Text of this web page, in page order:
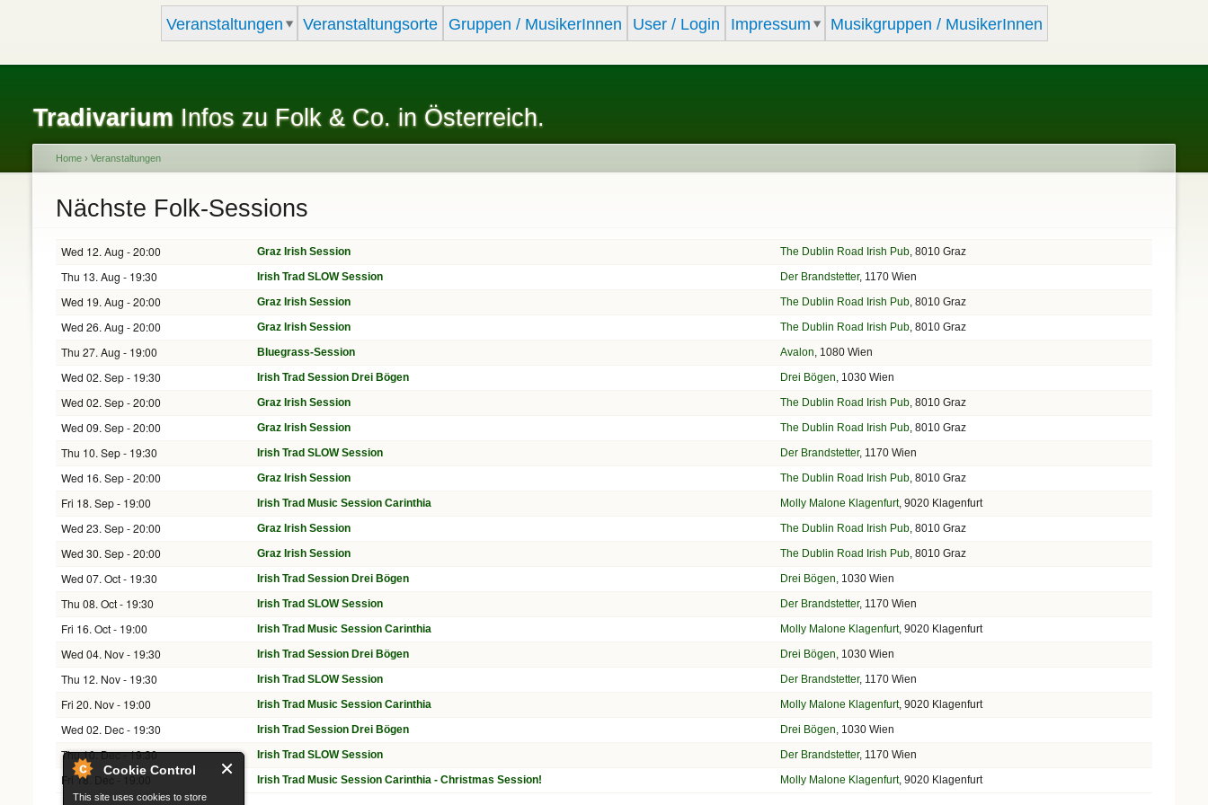
Cookie Control
This site uses cookies to store
main
content
Veranstaltungen Veranstaltungsorte Gruppen / MusikerInnen User / Login Impressum Musikgruppen / MusikerInnen
Tradivarium Infos zu Folk & Co. in Österreich.
You are here
Home › Veranstaltungen
Nächste Folk-Sessions
Wed 12. Aug - 20:00 Graz Irish Session The Dublin Road Irish Pub, 8010 Graz
Thu 13. Aug - 19:30 Irish Trad SLOW Session Der Brandstetter, 1170 Wien
Wed 19. Aug - 20:00 Graz Irish Session The Dublin Road Irish Pub, 8010 Graz
Wed 26. Aug - 20:00 Graz Irish Session The Dublin Road Irish Pub, 8010 Graz
Thu 27. Aug - 19:00 Bluegrass-Session Avalon, 1080 Wien
Wed 02. Sep - 19:30 Irish Trad Session Drei Bögen Drei Bögen, 1030 Wien
Wed 02. Sep - 20:00 Graz Irish Session The Dublin Road Irish Pub, 8010 Graz
Wed 09. Sep - 20:00 Graz Irish Session The Dublin Road Irish Pub, 8010 Graz
Thu 10. Sep - 19:30 Irish Trad SLOW Session Der Brandstetter, 1170 Wien
Wed 16. Sep - 20:00 Graz Irish Session The Dublin Road Irish Pub, 8010 Graz
Fri 18. Sep - 19:00 Irish Trad Music Session Carinthia Molly Malone Klagenfurt, 9020 Klagenfurt
Wed 23. Sep - 20:00 Graz Irish Session The Dublin Road Irish Pub, 8010 Graz
Wed 30. Sep - 20:00 Graz Irish Session The Dublin Road Irish Pub, 8010 Graz
Wed 07. Oct - 19:30 Irish Trad Session Drei Bögen Drei Bögen, 1030 Wien
Thu 08. Oct - 19:30 Irish Trad SLOW Session Der Brandstetter, 1170 Wien
Fri 16. Oct - 19:00 Irish Trad Music Session Carinthia Molly Malone Klagenfurt, 9020 Klagenfurt
Wed 04. Nov - 19:30 Irish Trad Session Drei Bögen Drei Bögen, 1030 Wien
Thu 12. Nov - 19:30 Irish Trad SLOW Session Der Brandstetter, 1170 Wien
Fri 20. Nov - 19:00 Irish Trad Music Session Carinthia Molly Malone Klagenfurt, 9020 Klagenfurt
Wed 02. Dec - 19:30 Irish Trad Session Drei Bögen Drei Bögen, 1030 Wien
Thu 10. Dec - 19:30 Irish Trad SLOW Session Der Brandstetter, 1170 Wien
Fri 18. Dec - 19:00 Irish Trad Music Session Carinthia - Christmas Session! Molly Malone Klagenfurt, 9020 Klagenfurt